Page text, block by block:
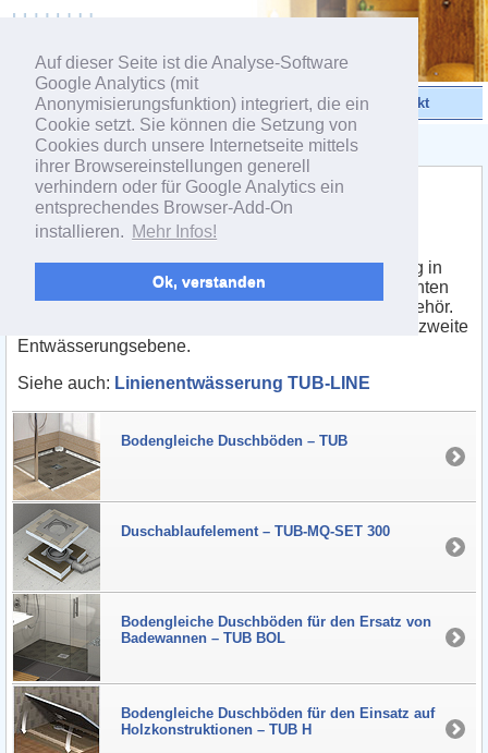
Auf dieser Seite ist die Analyse-Software
Google Analytics (mit
Anonymisierungsfunktion) integriert, die ein
Cookie setzt. Sie können die Setzung von
Cookies durch unsere Internetseite mittels
ihrer Browsereinstellungen generell
verhindern oder für Google Analytics ein
entsprechendes Browser-Add-On
installieren. Mehr Infos!
Ok, verstanden
Videos Produkte Kontakt
< Produktgruppe TUB
Punktentwässerung
LUX ELEMENTS®-TUB
Verfliesbare Duschböden für die Punktentwässerung in
verschiedenen Designvarianten mit Unterbauelementen
zuzüglich Entwässerungstechnik und diversem Zubehör.
Alle TUB-Duschbodenelemente verfügen über eine zweite
Entwässerungsebene.
Siehe auch: Linienentwässerung TUB-LINE
Bodengleiche Duschböden – TUB
Dusch­ablaufelement – TUB-MQ-SET 300
Boden­gleiche Dusch­böden für den Ersatz von
Bade­wannen – TUB BOL
Boden­gleiche Dusch­böden für den Ein­satz auf
Holz­konstruk­tionen – TUB H
powered by webEdition CMS